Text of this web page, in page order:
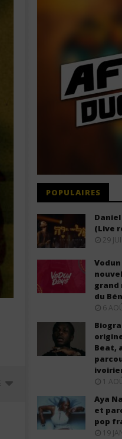
POPULAIRES
Daniel
(Live
29
Vodun
grand
du
6
Beat,
1
Aya
et
pop
19